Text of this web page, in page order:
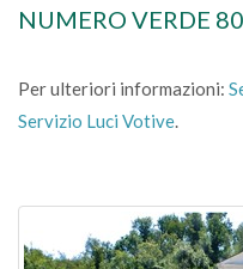
NUMERO VERDE
Per ulteriori informazioni:
Servizio Luci Votive.